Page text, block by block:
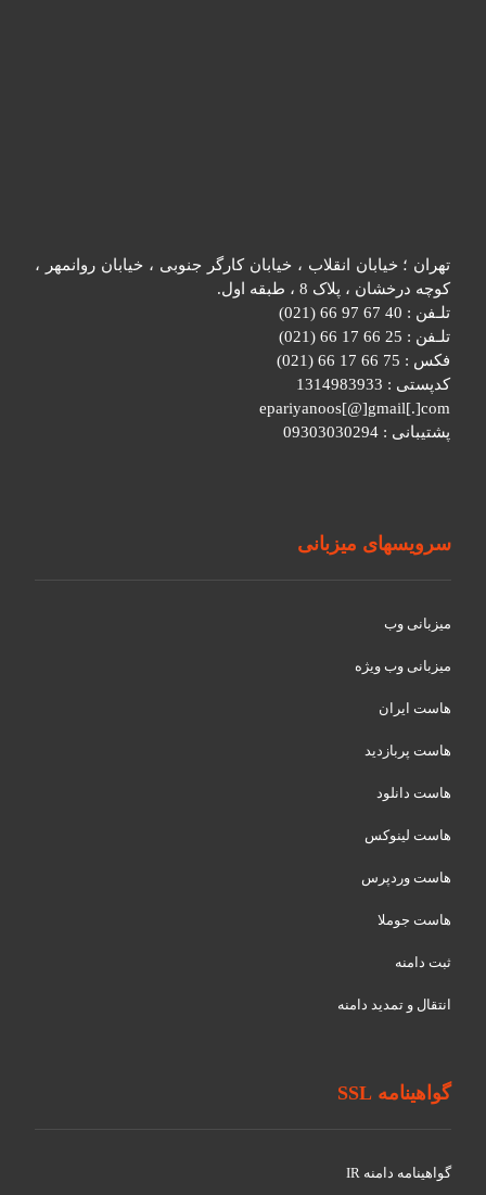
تهران ؛ خیابان انقلاب ، خیابان کارگر جنوبی ، خیابان روانمهر ،
کوچه درخشان ، پلاک 8 ، طبقه اول.
تلـفن : 40 67 97 66 (021)
تلـفن : 25 66 17 66 (021)
فکس : 75 66 17 66 (021)
کدپستی : 1314983933
epariyanoos[@]gmail[.]com
پشتیبانی : 09303030294
سرویسهای میزبانی
میزبانی وب
میزبانی وب ویژه
هاست ایران
هاست پربازدید
هاست دانلود
هاست لینوکس
هاست وردپرس
هاست جوملا
ثبت دامنه
انتقال و تمدید دامنه
گواهینامه SSL
گواهينامه دامنه IR